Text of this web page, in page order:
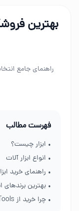
بهترین
راهنمای جامع
فهرست مطالب
• ابزار چیست؟
• انواع ابزار آلات
• راهنمای خرید
• بهترین برندهای
• چرا خرید از GS Tools؟